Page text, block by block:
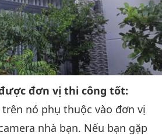
đơn vị thi công tốt:
nó phụ thuộc vào đơn vị
nhà bạn. Nếu bạn gặp